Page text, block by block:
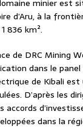
minier est
d’Aru, à la
836 km².
de DRC Mining
dans le
de Kibali
D’après les
accords
dans la